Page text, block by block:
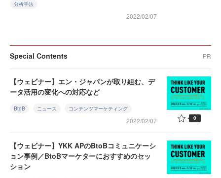
分析手法
2022/02/07
Special Contents PR
【ウェビナー】エン・ジャパンが取り組む、デ
ータ活用の変化への対応など
BtoB ニュース コンテンツマーケティング
2022/02/07 0
【ウェビナー】YKK APのBtoBコミュニケーシ
ョン事例／BtoBマーケターにおすすめのセッ
ション